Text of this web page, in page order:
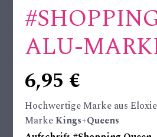
ALU-
6,95 €
Hochwertige Marke aus
Marke Kings+Queens